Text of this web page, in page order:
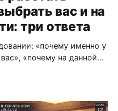
вас и на
три ответа
«почему именно у
«почему на данной